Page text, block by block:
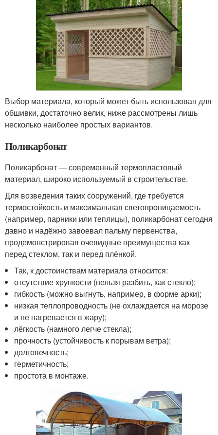
Выбор материала, который может быть использован для
обшивки, достаточно велик, ниже рассмотрены лишь
несколько наиболее простых вариантов.
Поликарбонат
Поликарбонат — современный термопластовый
материал, широко используемый в строительстве.
Для возведения таких сооружений, где требуется
термостойкость и максимальная светопроницаемость
(например, парники или теплицы), поликарбонат сегодня
давно и надёжно завоевал пальму первенства,
продемонстрировав очевидные преимущества как
перед стеклом, так и перед плёнкой.
Так, к достоинствам материала относится:
отсутствие хрупкости (нельзя разбить, как стекло);
гибкость (можно выгнуть, например, в форме арки);
низкая теплопроводность (не охлаждается на морозе
и не нагревается в жару);
лёгкость (намного легче стекла);
прочность (устойчивость к порывам ветра);
долговечность;
герметичность;
простота в монтаже.